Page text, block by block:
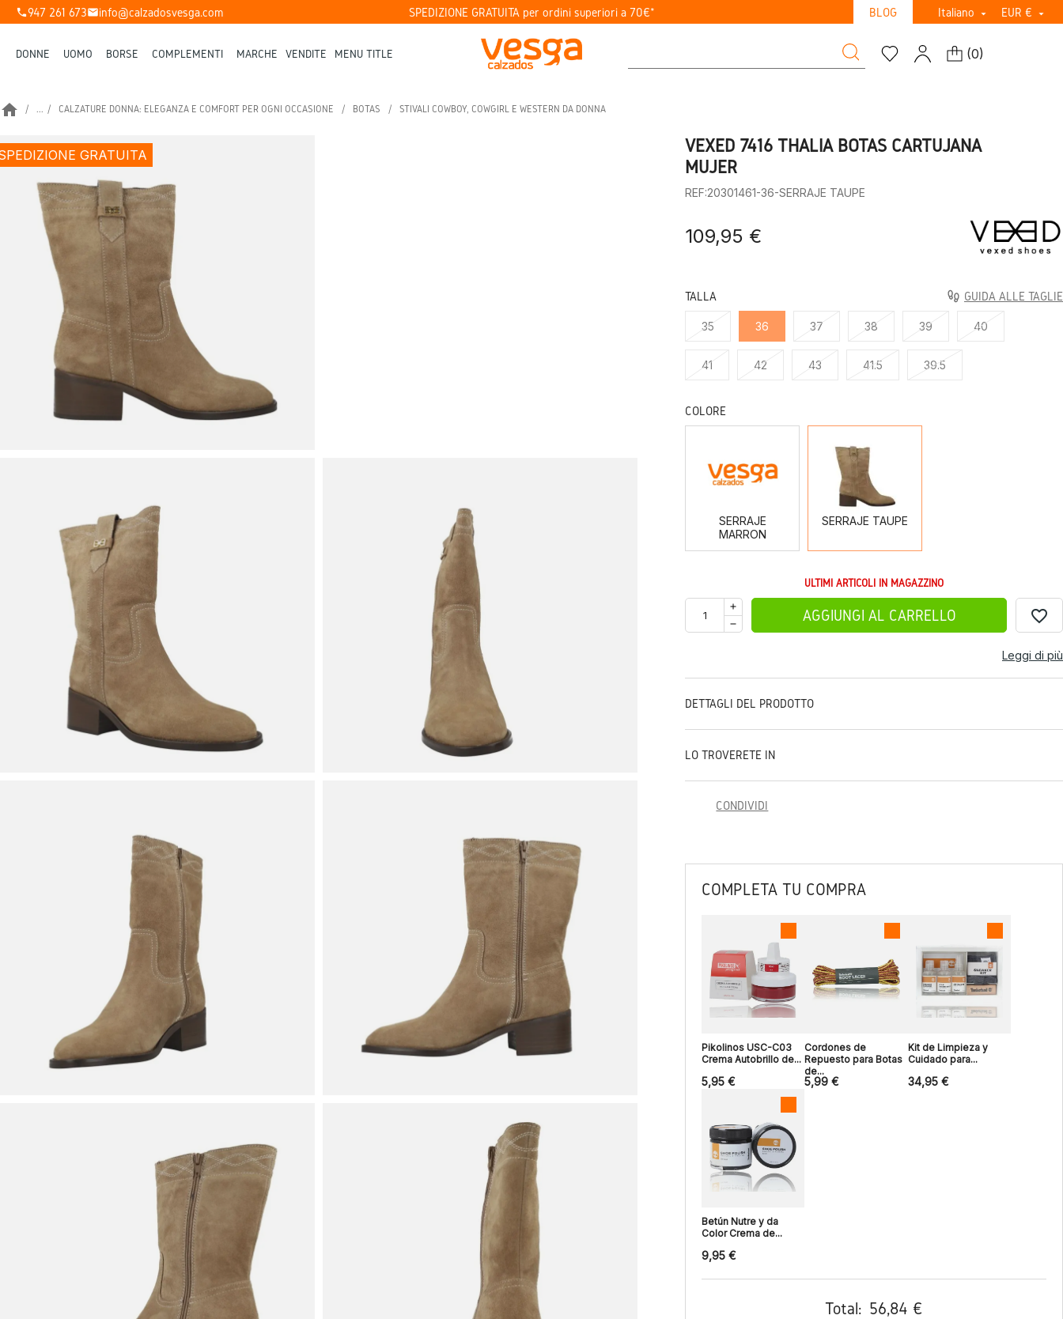
phone947 261 673mailinfo@calzadosvesga.com SPEDIZIONE GRATUITA per ordini superiori a 70€* BLOG Italiano  EUR € 
DONNE UOMO BORSE COMPLEMENTI MARCHE VENDITE MENU TITLE (0)
home ... CALZATURE DONNA: ELEGANZA E COMFORT PER OGNI OCCASIONE BOTAS STIVALI COWBOY, COWGIRL E WESTERN DA DONNA
GRATUITA
VEXED 7416 THALIA BOTAS CARTUJANA
MUJER
REF:20301461-36-SERRAJE TAUPE
109,95 €
TALLA GUIDA ALLE TAGLIE
35 36 37 38 39 40
41 42 43 41.5 39.5
COLORE
SERRAJE
MARRON
SERRAJE TAUPE
TAUPE
ULTIMI ARTICOLI IN MAGAZZINO
AGGIUNGI AL CARRELLO favorite_border
Leggi di più
DETTAGLI DEL PRODOTTO
LO TROVERETE IN
CONDIVIDI
COMPLETA TU COMPRA
Pikolinos USC-C03
Crema Autobrillo de...
5,95 €
Cordones de
Repuesto para Botas
de...
5,99 €
Kit de Limpieza y
Cuidado para...
34,95 €
Betún Nutre y da
Color Crema de...
9,95 €
Total: 56,84 €